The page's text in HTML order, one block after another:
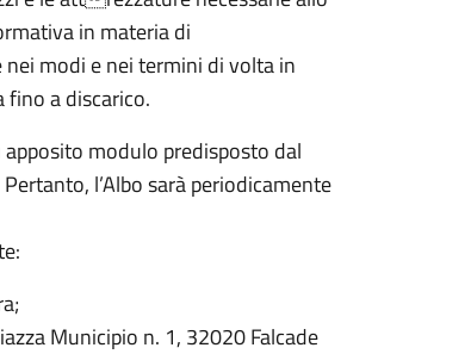
in materia di
modi e nei termini di volta in
a discarico.
modulo predisposto dal
l’Albo sarà periodicamente
Municipio n. 1, 32020 Falcade